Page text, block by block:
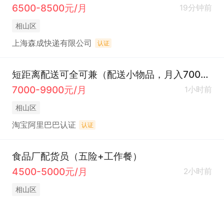
6500-8500元/月
19分钟前
相山区
上海森成快递有限公司 认证
短距离配送可全可兼（配送小物品，月入7000到10000）
7000-9900元/月
1小时前
相山区
淘宝阿里巴巴认证 认证
食品厂配货员（五险+工作餐）
4500-5000元/月
2小时前
相山区